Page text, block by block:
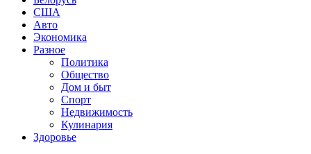
США
Авто
Экономика
Разное
Политика
Общество
Дом и быт
Спорт
Недвижимость
Кулинария
Здоровье